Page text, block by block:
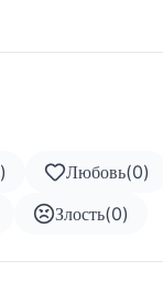
) Любовь(0)
Злость(0)